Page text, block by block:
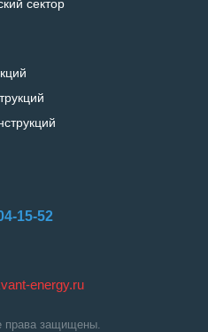
сектор
15-52
energy.ru
права защищены.